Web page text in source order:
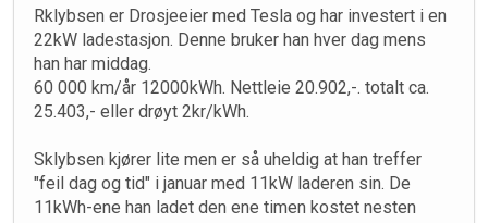
Rklybsen er Drosjeeier med Tesla og har investert i en
22kW ladestasjon. Denne bruker han hver dag mens
han har middag.
60 000 km/år 12000kWh. Nettleie 20.902,-. totalt ca.
25.403,- eller drøyt 2kr/kWh.
Sklybsen kjører lite men er så uheldig at han treffer
"feil dag og tid" i januar med 11kW laderen sin. De
11kWh-ene han ladet den ene timen kostet nesten